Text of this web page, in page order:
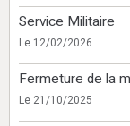
Service Militaire
Le 12/02/2026
Fermeture de la
Le 21/10/2025